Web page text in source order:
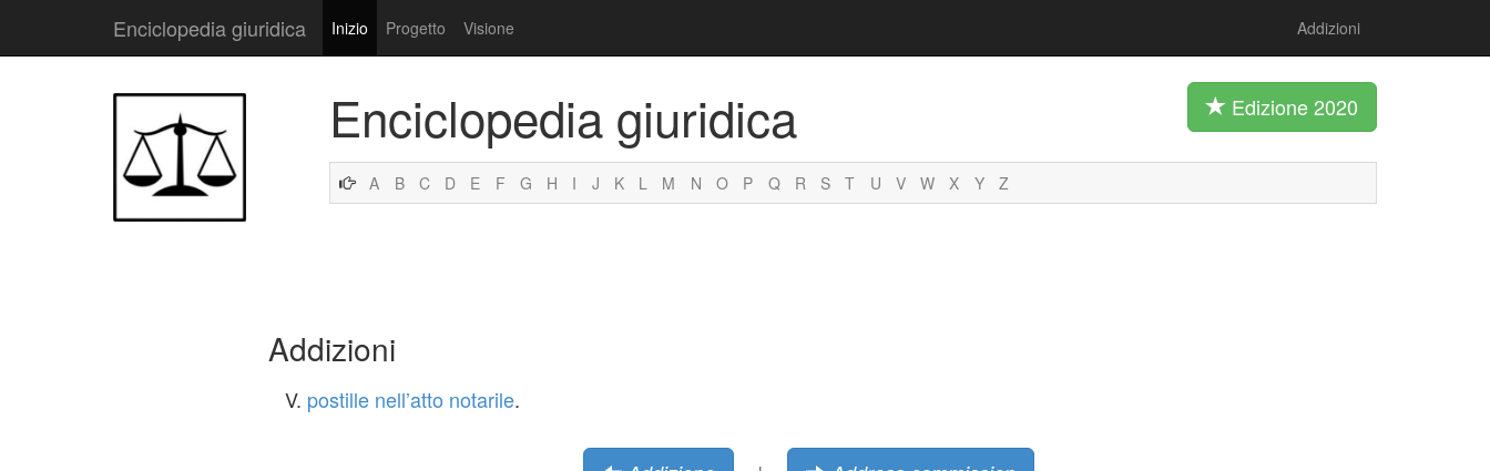
Enciclopedia giuridica Inizio Progetto Visione Addizioni
Enciclopedia giuridica Edizione 2020
A B C D E F G H I J K L M N O P Q R S T U V W X Y Z
Addizioni
V. postille nell’atto notarile.